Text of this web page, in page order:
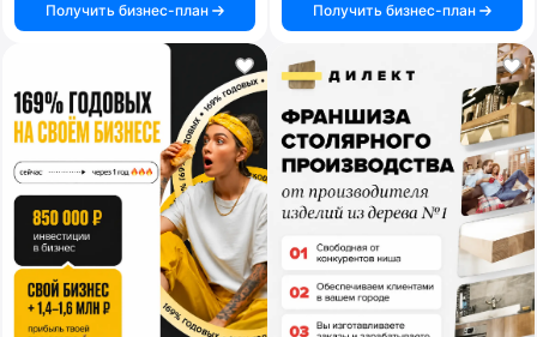
Получить бизнес-план
Получить бизнес-план